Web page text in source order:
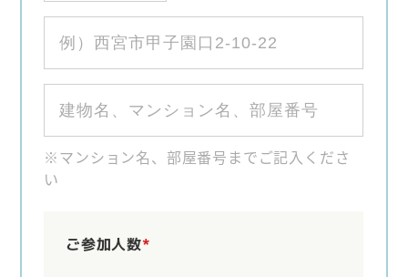
※マンション名、部屋番号までご記入くださ
い
ご参加人数*